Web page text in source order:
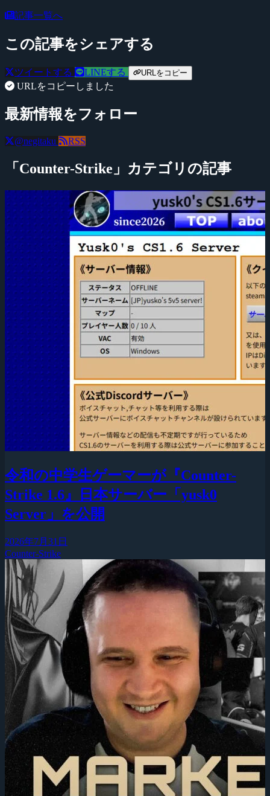
記事一覧へ
この記事をシェアする
ツイートする LINEする URLをコピー
URLをコピーしました
最新情報をフォロー
@negitaku RSS
「Counter-Strike」カテゴリの記事
令和の中学生ゲーマーが『Counter-
Strike 1.6』日本サーバー「yusk0
Server」を公開
2026年7月31日
Counter-Strike